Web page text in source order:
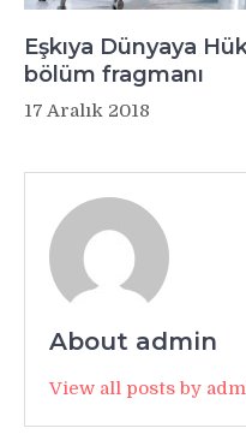
Eşkıya Dünyaya
bölüm fragmanı
17 Aralık 2018
About admin
View all posts by